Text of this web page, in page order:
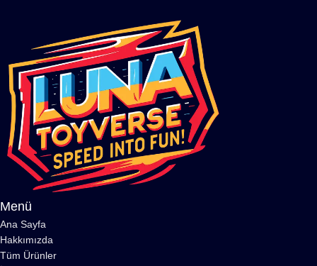
Menü
Ana Sayfa
Hakkımızda
Tüm Ürünler